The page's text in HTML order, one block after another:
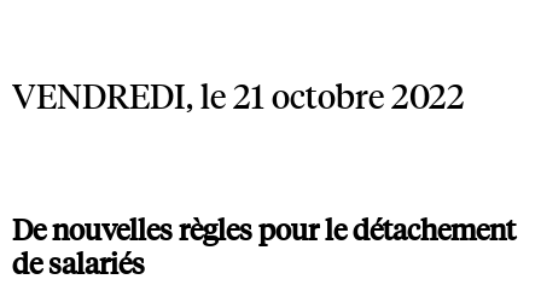
VENDREDI, le 21 octobre 2022
De nouvelles règles pour le détachement
de salariés